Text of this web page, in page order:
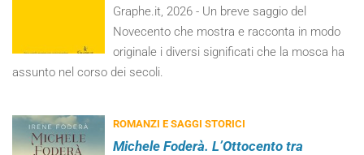
Graphe.it, 2026 - Un breve saggio del
Novecento che mostra e racconta in modo
originale i diversi significati che la mosca ha
assunto nel corso dei secoli.
ROMANZI E SAGGI STORICI
Michele Foderà. L’Ottocento tra